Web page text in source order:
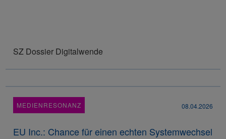
SZ Dossier Digitalwende
MEDIENRESONANZ 08.04.2026
EU Inc.: Chance für einen echten Systemwechsel